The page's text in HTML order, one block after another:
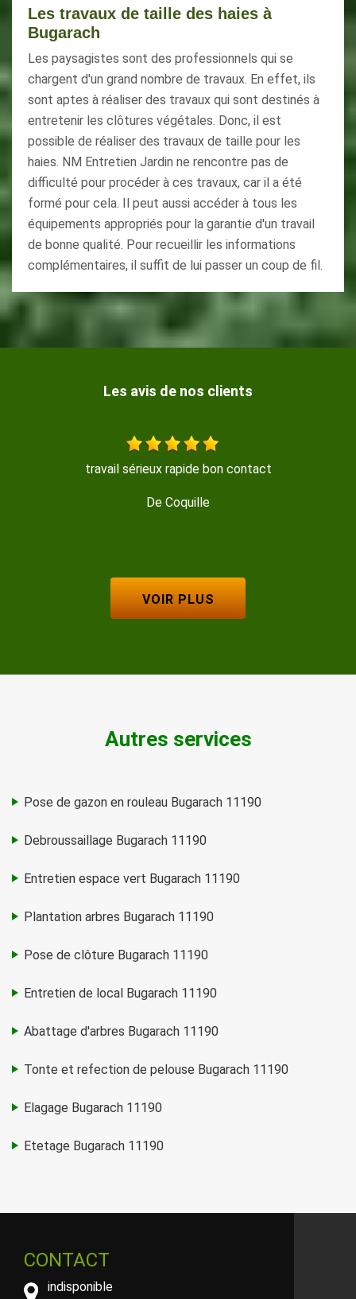
Les travaux de taille des haies à
Bugarach
Les paysagistes sont des professionnels qui se
chargent d'un grand nombre de travaux. En effet, ils
sont aptes à réaliser des travaux qui sont destinés à
entretenir les clôtures végétales. Donc, il est
possible de réaliser des travaux de taille pour les
haies. NM Entretien Jardin ne rencontre pas de
difficulté pour procéder à ces travaux, car il a été
formé pour cela. Il peut aussi accéder à tous les
équipements appropriés pour la garantie d'un travail
de bonne qualité. Pour recueillir les informations
complémentaires, il suffit de lui passer un coup de fil.
Les avis de nos clients
travail sérieux rapide bon contact
De Coquille
VOIR PLUS
Autres services
Pose de gazon en rouleau Bugarach 11190
Debroussaillage Bugarach 11190
Entretien espace vert Bugarach 11190
Plantation arbres Bugarach 11190
Pose de clôture Bugarach 11190
Entretien de local Bugarach 11190
Abattage d'arbres Bugarach 11190
Tonte et refection de pelouse Bugarach 11190
Elagage Bugarach 11190
Etetage Bugarach 11190
CONTACT
indisponible